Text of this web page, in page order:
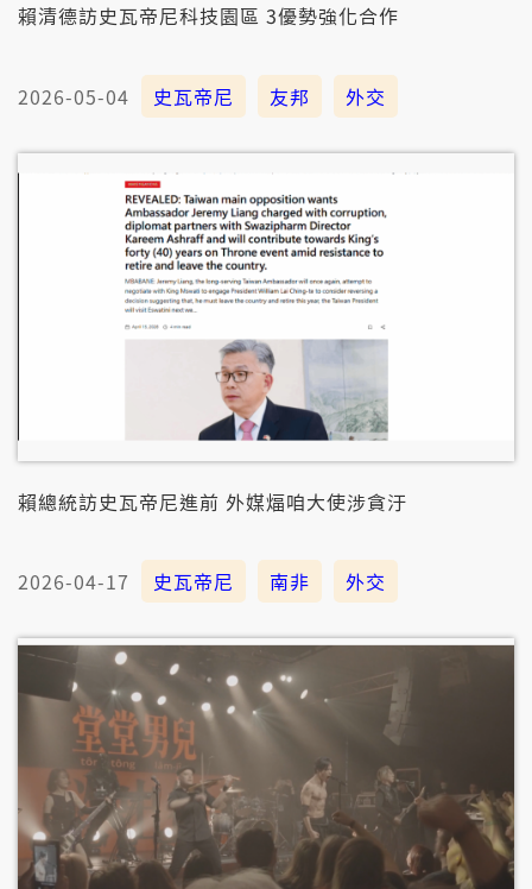
賴清德訪史瓦帝尼科技園區 3優勢強化合作
2026-05-04 史瓦帝尼 友邦 外交
賴總統訪史瓦帝尼進前 外媒煏咱大使涉貪汙
2026-04-17 史瓦帝尼 南非 外交